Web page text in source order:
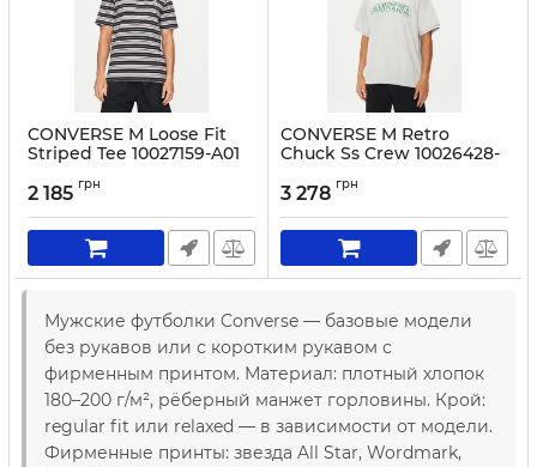
CONVERSE M Loose Fit
Striped Tee 10027159-A01
Артикул:
2 185 грн
CONVERSE M Retro
Chuck Ss Crew 10026428-
Артикул:
3 278 грн
Мужские футболки Converse — базовые модели
без рукавов или с коротким рукавом с
фирменным принтом. Материал: плотный хлопок
180–200 г/м², рёберный манжет горловины. Крой:
regular fit или relaxed — в зависимости от модели.
Фирменные принты: звезда All Star, Wordmark,